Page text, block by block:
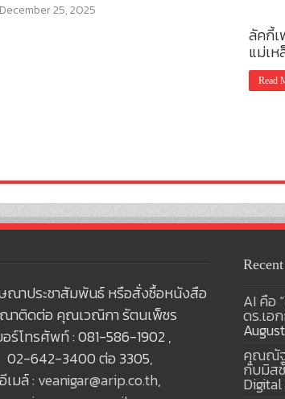
December 25, 2025
ลัคกี้เ
แม่เ
Read
ณาประชาสัมพันธ์ หรือสั่งซื้อหนังสือ
าติดต่อ คุณเวณิกา รัตนเพ็ชร
อร์โทรศัพท์ : 081-586-1902 ,
02-642-3400 ต่อ 3305,
อีเมล์ : veanigar@arip.co.th,
AI คือ
ดร.เอ
คุณณัฐ
กับมิส